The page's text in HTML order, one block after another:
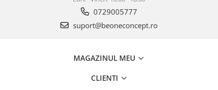
0729005777
suport@beoneconcept.ro
MAGAZINUL MEU
CLIENTI